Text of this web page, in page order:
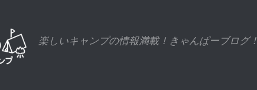
楽しいキャンプの情報満載！きゃんぱーブログ！